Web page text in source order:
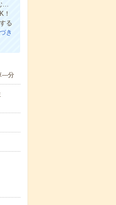
…
！
る
き
分